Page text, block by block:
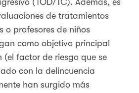
(TOD/TC). Además, es
de tratamientos
o profesores de niños
como objetivo principal
(el factor de riesgo que se
con la delincuencia
han surgido más